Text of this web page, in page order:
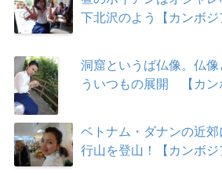
下北沢のよう【カンボジ
洞窟というば仏像。仏
ういつもの展開 【カン
ベトナム・ダナンの近郊
行山を登山！【カンボジ